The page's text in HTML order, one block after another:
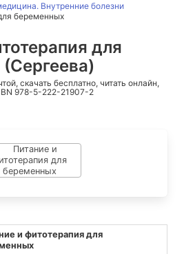
Внутренние болезни
беременных
для
скачать бесплатно, читать онлайн,
978-5-222-21907-2
и фитотерапия для